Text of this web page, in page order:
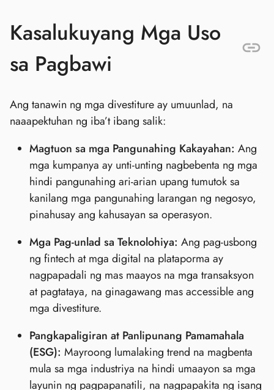
Kasalukuyang Mga Uso
sa Pagbawi
Ang tanawin ng mga divestiture ay umuunlad, na
naaapektuhan ng iba’t ibang salik:
Magtuon sa mga Pangunahing Kakayahan: Ang
mga kumpanya ay unti-unting nagbebenta ng mga
hindi pangunahing ari-arian upang tumutok sa
kanilang mga pangunahing larangan ng negosyo,
pinahusay ang kahusayan sa operasyon.
Mga Pag-unlad sa Teknolohiya: Ang pag-usbong
ng fintech at mga digital na plataporma ay
nagpapadali ng mas maayos na mga transaksyon
at pagtataya, na ginagawang mas accessible ang
mga divestiture.
Pangkapaligiran at Panlipunang Pamamahala
(ESG): Mayroong lumalaking trend na magbenta
mula sa mga industriya na hindi umaayon sa mga
layunin ng pagpapanatili, na nagpapakita ng isang